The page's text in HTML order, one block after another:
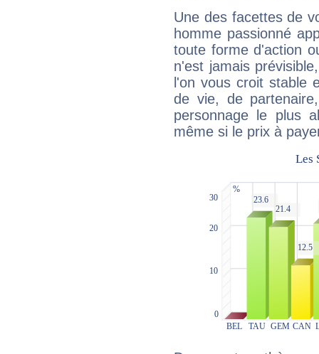
Une des facettes de
homme passionné
toute forme d'action
n'est jamais
l'on vous croit stable
de vie, de
personnage le plus
même si le prix à